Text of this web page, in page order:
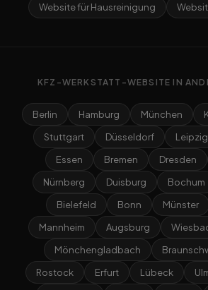
Website für Hausreinigung
KFZ-WERKSTATT-WEBSITE IN
Berlin Hamburg München
Stuttgart
Düsseldorf Leipzig
Essen
Bremen Dresden
Nürnberg
Duisburg Bochum
Bielefeld
Bonn Münster
Mannheim
Augsburg
Mönchengladbach
Rostock
Erfurt Lübeck